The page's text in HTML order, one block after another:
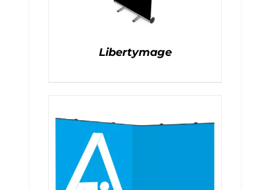
Libertymage